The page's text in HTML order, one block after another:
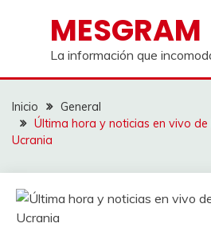
contenidoMESGRAM
La información que
Inicio
General
Última hora y noticias en vivo de
Ucrania